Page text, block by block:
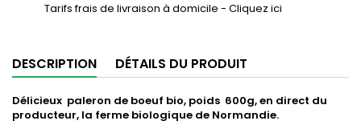
Tarifs frais de livraison à domicile - Cliquez ici
DESCRIPTION DÉTAILS DU PRODUIT
Délicieux paleron de boeuf bio, poids 600g, en direct du
producteur, la ferme biologique de Normandie.